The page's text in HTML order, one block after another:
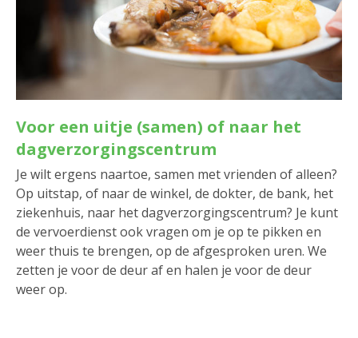
Voor een uitje (samen) of naar het
dagverzorgingscentrum
Je wilt ergens naartoe, samen met vrienden of alleen?
Op uitstap, of naar de winkel, de dokter, de bank, het
ziekenhuis, naar het dagverzorgingscentrum? Je kunt
de vervoerdienst ook vragen om je op te pikken en
weer thuis te brengen, op de afgesproken uren. We
zetten je voor de deur af en halen je voor de deur
weer op.